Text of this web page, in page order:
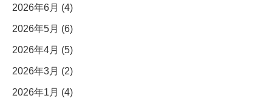
2026年6月 (4)
2026年5月 (6)
2026年4月 (5)
2026年3月 (2)
2026年1月 (4)